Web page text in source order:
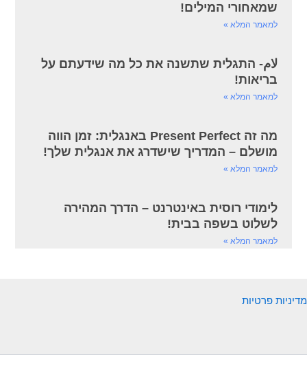
שמאחורי המילים!
למאמר המלא »
لام- התגלית שתשנה את כל מה שידעתם על
בריאות!
למאמר המלא »
מה זה Present Perfect באנגלית: זמן הווה
מושלם – המדריך שישדרג את אנגלית שלך!
למאמר המלא »
לימודי רוסית באינטרנט – הדרך המהירה
לשלוט בשפה בבית!
למאמר המלא »
מדיניות פרטיות